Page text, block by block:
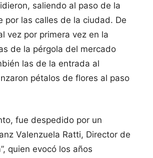
saliendo al paso de la
por las calles de la ciudad. De
vez por primera vez en la
de la pérgola del mercado
las de la entrada al
pétalos de flores al paso
fue despedido por un
Valenzuela Ratti, Director de
quien evocó los años